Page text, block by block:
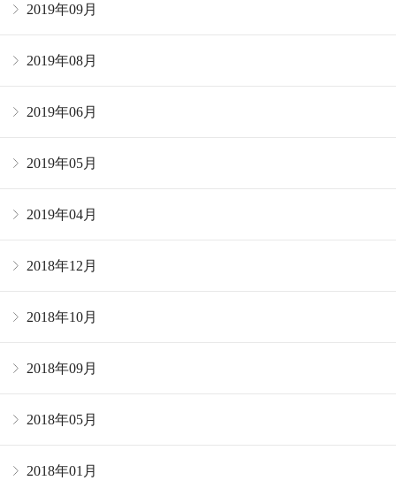
2019年09月
2019年08月
2019年06月
2019年05月
2019年04月
2018年12月
2018年10月
2018年09月
2018年05月
2018年01月